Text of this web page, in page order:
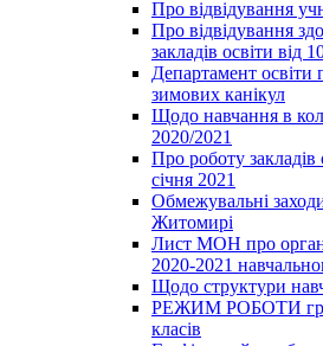
Про відвідування
Про відвідування
закладів освіти від
Департамент освіти
зимових канікул
Щодо навчання в
2020/2021
Про роботу
січня 2021
Обмежувальні
Житомирі
Лист МОН про
2020-2021
Щодо структури
РЕЖИМ РОБОТИ
класів